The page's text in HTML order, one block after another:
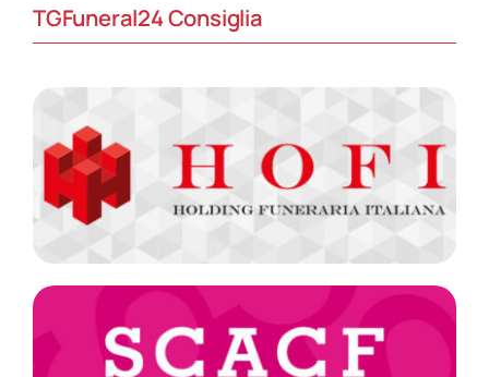
TGFuneral24 Consiglia